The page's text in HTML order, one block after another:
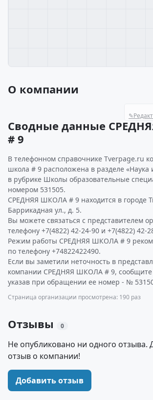
О компании
✎
Сводные данные
# 9
В телефонном справочнике Tverpage.ru
школа # 9 расположена в разделе «Наука
в рубрике Школы образовательные
номером 531505.
СРЕДНЯЯ ШКОЛА # 9 находится в городе
Баррикадная ул., д. 5.
Вы можете связаться с представителем
телефону +7(4822) 42-24-90 и +7(4822) 42-
Режим работы СРЕДНЯЯ ШКОЛА # 9
по телефону +74822422490.
Если вы заметили неточность в
компании СРЕДНЯЯ ШКОЛА # 9, сообщите
указав при обращении ее номер - №
Страница организации просмотрена: 190 раз
Отзывы 0
Не опубликовано ни одного отзыва.
отзыв о компании!
Добавить отзыв